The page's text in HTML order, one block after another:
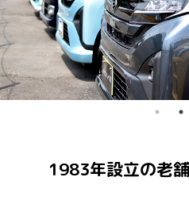
1983年設立の老